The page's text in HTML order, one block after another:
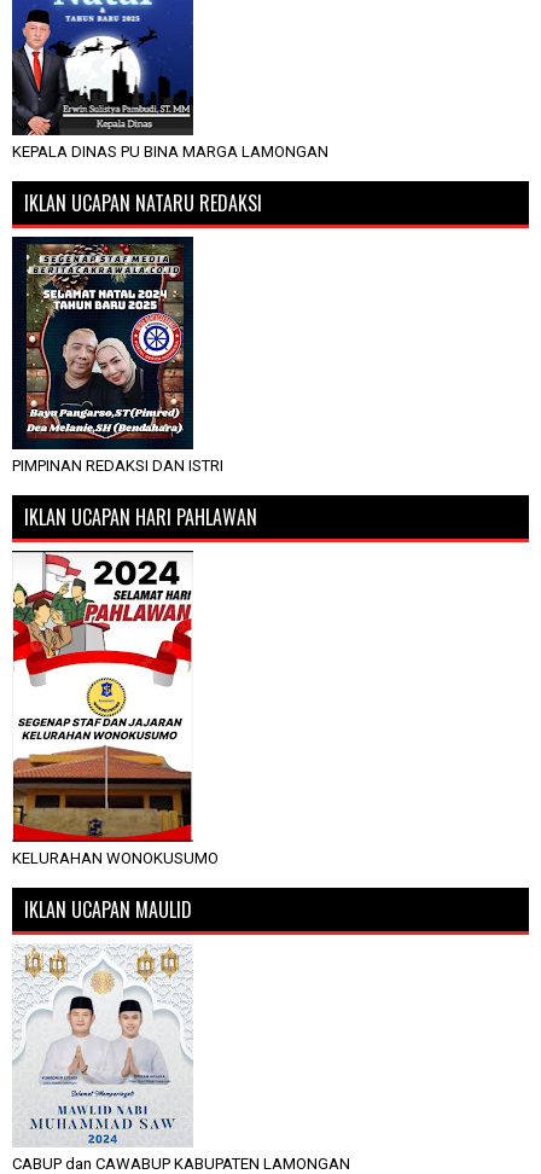
KEPALA DINAS PU BINA MARGA LAMONGAN
IKLAN UCAPAN NATARU REDAKSI
PIMPINAN REDAKSI DAN ISTRI
IKLAN UCAPAN HARI PAHLAWAN
KELURAHAN WONOKUSUMO
IKLAN UCAPAN MAULID
CABUP dan CAWABUP KABUPATEN LAMONGAN